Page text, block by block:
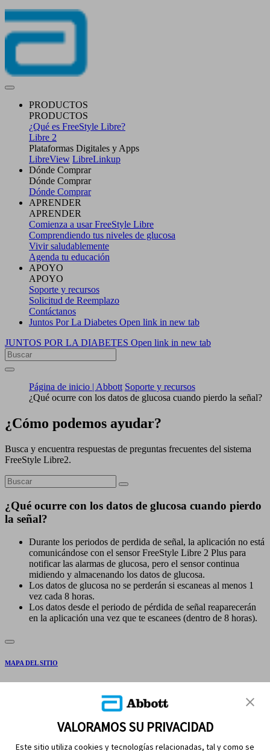
PRODUCTOS
PRODUCTOS
¿Qué es FreeStyle Libre?
Libre 2
Plataformas Digitales y Apps
LibreView LibreLinkup
Dónde Comprar
Dónde Comprar
Dónde Comprar
APRENDER
APRENDER
Comienza a usar FreeStyle Libre
Comprendiendo tus niveles de glucosa
Vivir saludablemente
Agenda tu educación
APOYO
APOYO
Soporte y recursos
Solicitud de Reemplazo
Contáctanos
Juntos Por La Diabetes Open link in new tab
JUNTOS POR LA DIABETES Open link in new tab
Página de inicio | Abbott Soporte y recursos
¿Qué ocurre con los datos de glucosa cuando pierdo la señal?
¿Cómo podemos ayudar?
Busca y encuentra respuestas de preguntas frecuentes del sistema
FreeStyle Libre2.
¿Qué ocurre con los datos de glucosa cuando pierdo
la señal?
Durante los periodos de perdida de señal, la aplicación no está
comunicándose con el sensor FreeStyle Libre 2 Plus para
notificar las alarmas de glucosa, pero el sensor continua
midiendo y almacenando los datos de glucosa.
Los datos de glucosa no se perderán si escaneas al menos 1
vez cada 8 horas.
Los datos desde el periodo de pérdida de señal reaparecerán
en la aplicación una vez que te escanees (dentro de 8 horas).
MAPA DEL SITIO
VALORAMOS SU PRIVACIDAD
Este sitio utiliza cookies y tecnologías relacionadas, tal y como se